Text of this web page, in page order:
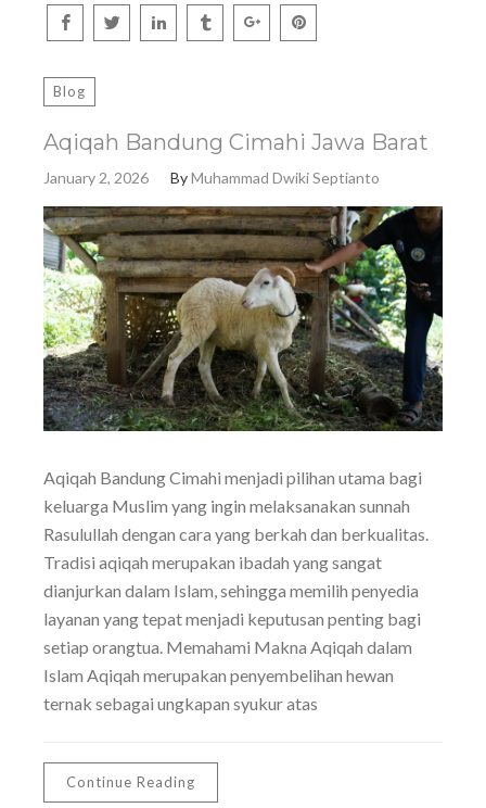
Blog
Aqiqah Bandung Cimahi Jawa Barat
January 2, 2026 ByMuhammad Dwiki Septianto
Aqiqah Bandung Cimahi menjadi pilihan utama bagi
keluarga Muslim yang ingin melaksanakan sunnah
Rasulullah dengan cara yang berkah dan berkualitas.
Tradisi aqiqah merupakan ibadah yang sangat
dianjurkan dalam Islam, sehingga memilih penyedia
layanan yang tepat menjadi keputusan penting bagi
setiap orangtua. Memahami Makna Aqiqah dalam
Islam Aqiqah merupakan penyembelihan hewan
ternak sebagai ungkapan syukur atas
Continue Reading